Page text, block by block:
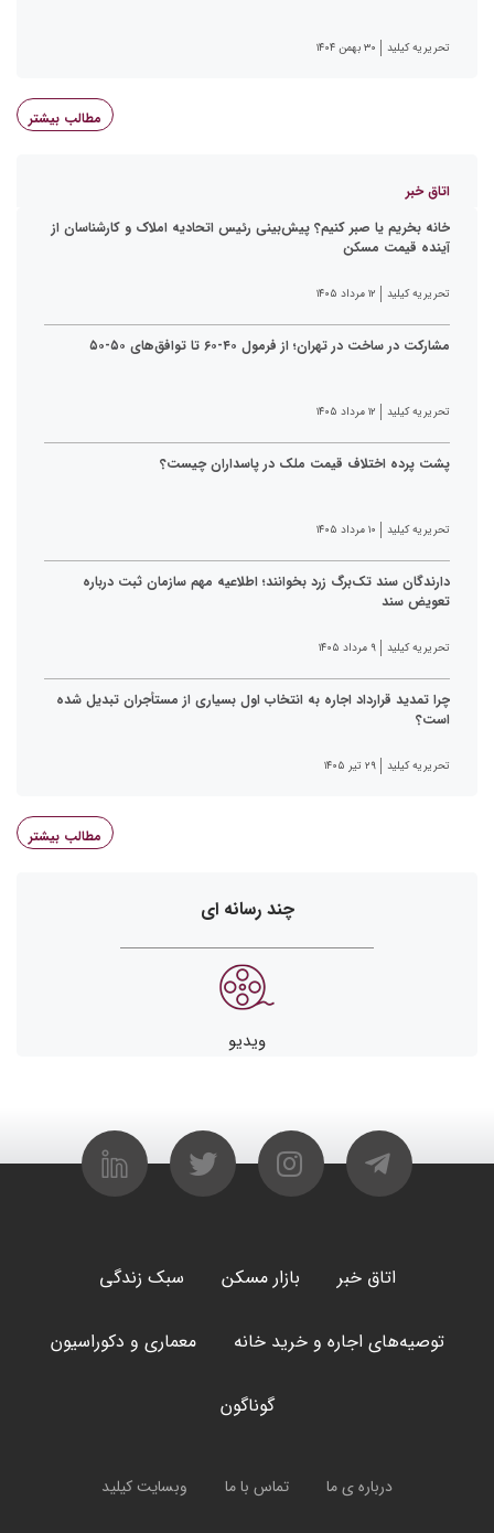
تحریریه کیلید ۳۰ بهمن ۱۴۰۴
مطالب بیشتر
اتاق خبر
خانه بخریم یا صبر کنیم؟ پیش‌بینی رئیس اتحادیه املاک و کارشناسان از
آینده قیمت مسکن
تحریریه کیلید ۱۲ مرداد ۱۴۰۵
مشارکت در ساخت در تهران؛ از فرمول ۴۰-۶۰ تا توافق‌های ۵۰-۵۰
تحریریه کیلید ۱۲ مرداد ۱۴۰۵
پشت پرده اختلاف قیمت ملک در پاسداران چیست؟
تحریریه کیلید ۱۰ مرداد ۱۴۰۵
دارندگان سند تک‌برگ زرد بخوانند؛ اطلاعیه مهم سازمان ثبت درباره
تعویض سند
تحریریه کیلید ۹ مرداد ۱۴۰۵
چرا تمدید قرارداد اجاره به انتخاب اول بسیاری از مستأجران تبدیل شده
است؟
تحریریه کیلید ۲۹ تیر ۱۴۰۵
مطالب بیشتر
چند رسانه ای
ویدیو
اتاق خبر بازار مسکن سبک زندگی
توصیه‌های اجاره و خرید خانه معماری و دکوراسیون
گوناگون
درباره ی ما تماس با ما وبسایت کیلید